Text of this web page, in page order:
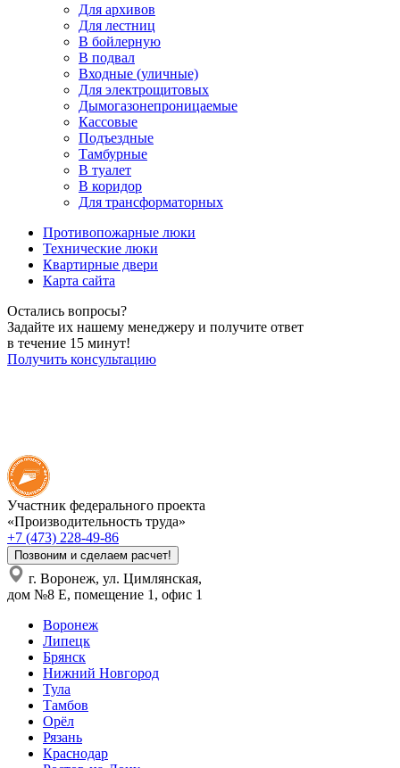
Для архивов
Для лестниц
В бойлерную
В подвал
Входные (уличные)
Для электрощитовых
Дымогазонепроницаемые
Кассовые
Подъездные
Тамбурные
В туалет
В коридор
Для трансформаторных
Противопожарные люки
Технические люки
Квартирные двери
Карта сайта
Остались вопросы?
Задайте их нашему менеджеру и получите ответ
в течение 15 минут!
Получить консультацию
Участник федерального проекта
«Производительность труда»
+7 (473) 228-49-86
Позвоним и сделаем расчет!
г. Воронеж, ул. Цимлянская,
дом №8 Е, помещение 1, офис 1
Воронеж
Липецк
Брянск
Нижний Новгород
Тула
Тамбов
Орёл
Рязань
Краснодар